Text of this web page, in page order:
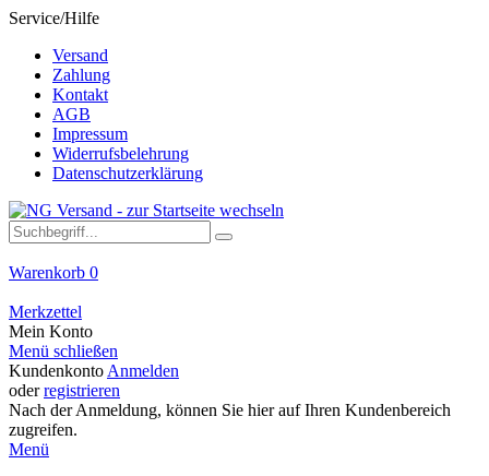
Service/Hilfe
Versand
Zahlung
Kontakt
AGB
Impressum
Widerrufsbelehrung
Datenschutzerklärung
Warenkorb 0
Merkzettel
Mein Konto
Menü schließen
Kundenkonto Anmelden
oderregistrieren
Nach der Anmeldung, können Sie hier auf Ihren Kundenbereich
zugreifen.
Menü